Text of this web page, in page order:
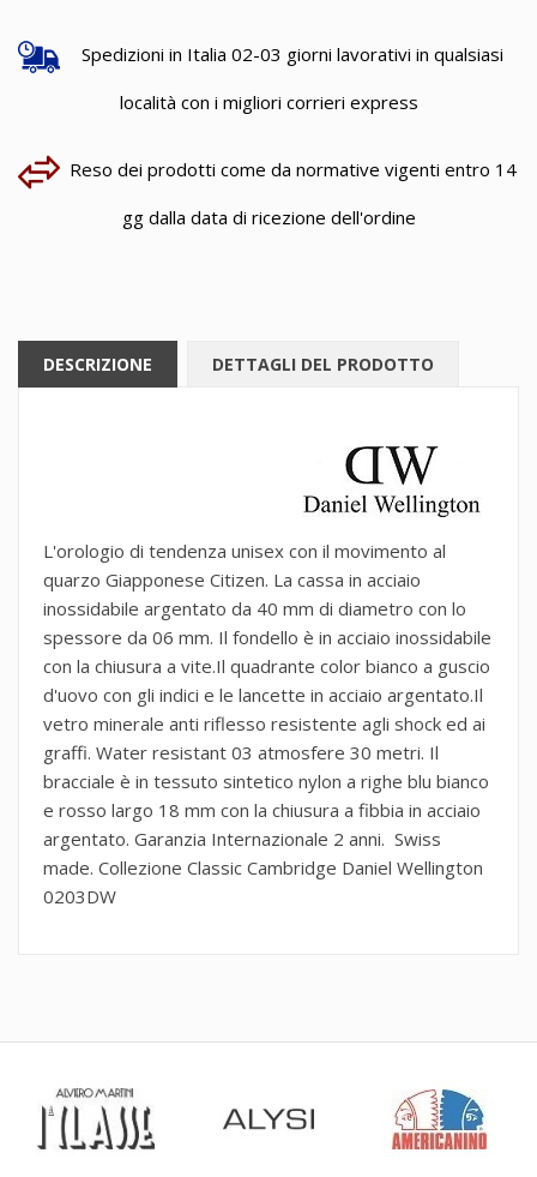
Spedizioni in Italia 02-03 giorni lavorativi in qualsiasi
località con i migliori corrieri express
Reso dei prodotti come da normative vigenti entro 14
gg dalla data di ricezione dell'ordine
DESCRIZIONE DETTAGLI DEL PRODOTTO
L'orologio di tendenza unisex con il movimento al
quarzo Giapponese Citizen. La cassa in acciaio
inossidabile argentato da 40 mm di diametro con lo
spessore da 06 mm. Il fondello è in acciaio inossidabile
con la chiusura a vite.Il quadrante color bianco a guscio
d'uovo con gli indici e le lancette in acciaio argentato.Il
vetro minerale anti riflesso resistente agli shock ed ai
graffi. Water resistant 03 atmosfere 30 metri. Il
bracciale è in tessuto sintetico nylon a righe blu bianco
e rosso largo 18 mm con la chiusura a fibbia in acciaio
argentato. Garanzia Internazionale 2 anni. Swiss
made. Collezione Classic Cambridge Daniel Wellington
0203DW